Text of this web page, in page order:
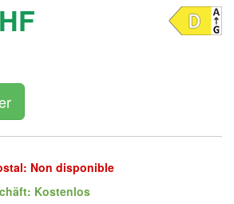
Non disponible
Kostenlos